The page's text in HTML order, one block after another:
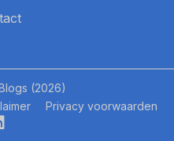
(2026)
Privacy voorwaarden